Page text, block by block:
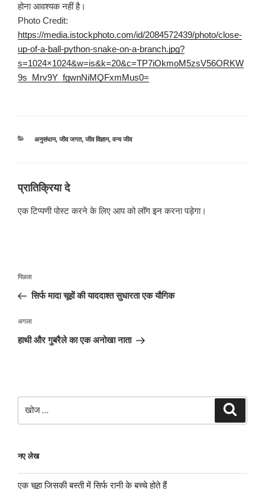
होना आवश्यक नहीं है।
Photo Credit:
https://media.istockphoto.com/id/2084572439/photo/close-
up-of-a-ball-python-snake-on-a-branch.jpg?
s=1024×1024&w=is&k=20&c=TP7iOkmoM5zsV56ORKW
9s_Mrv9Y_fgwnNiMQFxmMus0=
श्रेणियाँ
अनुसंधान, जीव जगत, जीव विज्ञान, वन्य जीव
प्रातिक्रिया दे
एक टिप्पणी पोस्ट करने के लिए आप कोलॉग इनकरना पड़ेगा।
पोस्ट
पिछला
पोस्ट:
पिछला
सिर्फ मादा चूहों की याददाश्त सुधारता एक यौगिक
अगली
पोस्ट
अगला
हाथी और गुबरैले का एक अनोखा नाता
खोजे
नए लेख
एक चूहा जिसकी बस्ती में सिर्फ रानी के बच्चे होते हैं